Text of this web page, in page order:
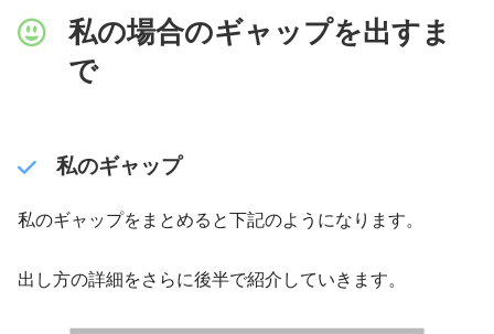
私の場合のギャップを出すま
で
私のギャップ
私のギャップをまとめると下記のようになります。
出し方の詳細をさらに後半で紹介していきます。